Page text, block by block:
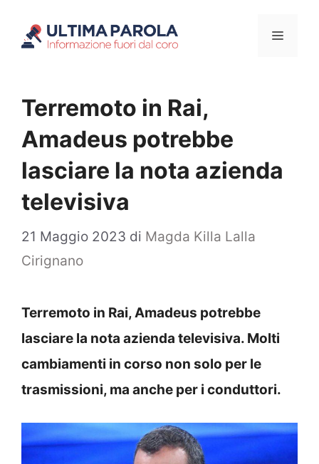
Menu
Terremoto in Rai,
Amadeus potrebbe
lasciare la nota azienda
televisiva
21 Maggio 2023 di Magda Killa Lalla
Cirignano
Terremoto in Rai, Amadeus potrebbe
lasciare la nota azienda televisiva. Molti
cambiamenti in corso non solo per le
trasmissioni, ma anche per i conduttori.